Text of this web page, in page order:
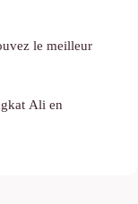
le meilleur
Ali en